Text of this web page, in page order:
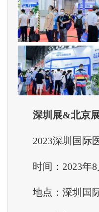
深圳展&北京
2023深圳国际
时间：2023年8
地点：深圳国际